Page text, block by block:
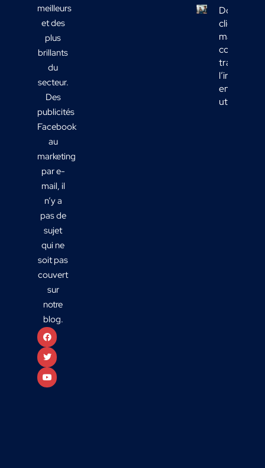
meilleurs
et des
plus
brillants
du
secteur.
Des
publicités
Facebook
au
marketing
par e-
mail, il
n’y a
pas de
sujet
qui ne
soit pas
couvert
sur
notre
blog.
Données
clients
marketing :
comment
en actions
utiles ?